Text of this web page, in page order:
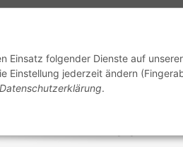
Einsatz folgender Dienste auf
Einstellung jederzeit ändern
Datenschutzerklärung.